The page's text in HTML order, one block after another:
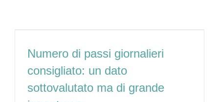
Numero di passi giornalieri
consigliato: un dato
sottovalutato ma di grande